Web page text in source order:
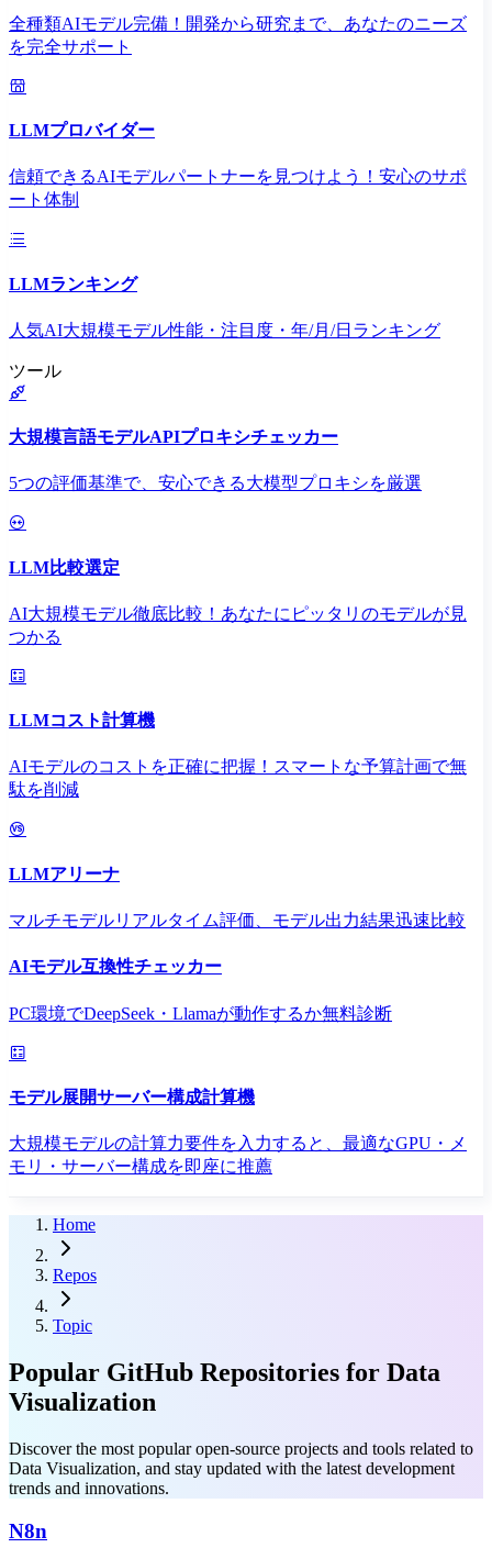
全種類AIモデル完備！開発から研究まで、あなたのニーズ
を完全サポート
LLMプロバイダー
信頼できるAIモデルパートナーを見つけよう！安心のサポ
ート体制
LLMランキング
人気AI大規模モデル性能・注目度・年/月/日ランキング
ツール
大規模言語モデルAPIプロキシチェッカー
5つの評価基準で、安心できる大模型プロキシを厳選
LLM比較選定
AI大規模モデル徹底比較！あなたにピッタリのモデルが見
つかる
LLMコスト計算機
AIモデルのコストを正確に把握！スマートな予算計画で無
駄を削減
LLMアリーナ
マルチモデルリアルタイム評価、モデル出力結果迅速比較
AIモデル互換性チェッカー
PC環境でDeepSeek・Llamaが動作するか無料診断
モデル展開サーバー構成計算機
大規模モデルの計算力要件を入力すると、最適なGPU・メ
モリ・サーバー構成を即座に推薦
Home
Repos
Topic
Popular GitHub Repositories for Data
Visualization
Discover the most popular open-source projects and tools related to
Data Visualization, and stay updated with the latest development
trends and innovations.
N8n